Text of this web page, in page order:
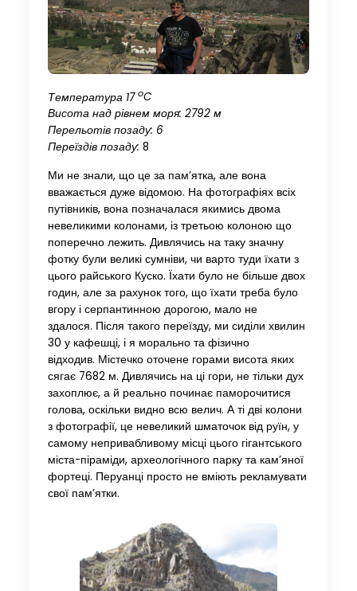
Температура 17 oC
Висота над рівнем моря: 2792 м
Перельотів позаду: 6
Переїздів позаду: 8
Ми не знали, що це за пам’ятка, але вона
вважається дуже відомою. На фотографіях всіх
путівників, вона позначалася якимись двома
невеликими колонами, із третьою колоною що
поперечно лежить. Дивлячись на таку значну
фотку були великі сумніви, чи варто туди їхати з
цього райського Куско. Їхати було не більше двох
годин, але за рахунок того, що їхати треба було
вгору і серпантинною дорогою, мало не
здалося. Після такого переїзду, ми сиділи хвилин
30 у кафешці, і я морально та фізично
відходив. Містечко оточене горами висота яких
сягає 7682 м. Дивлячись на ці гори, не тільки дух
захоплює, а й реально починає паморочитися
голова, оскільки видно всю велич. А ті дві колони
з фотографії, це невеликий шматочок від руїн, у
самому непривабливому місці цього гігантського
міста-піраміди, археологічного парку та кам’яної
фортеці. Перуанці просто не вміють рекламувати
свої пам’ятки.